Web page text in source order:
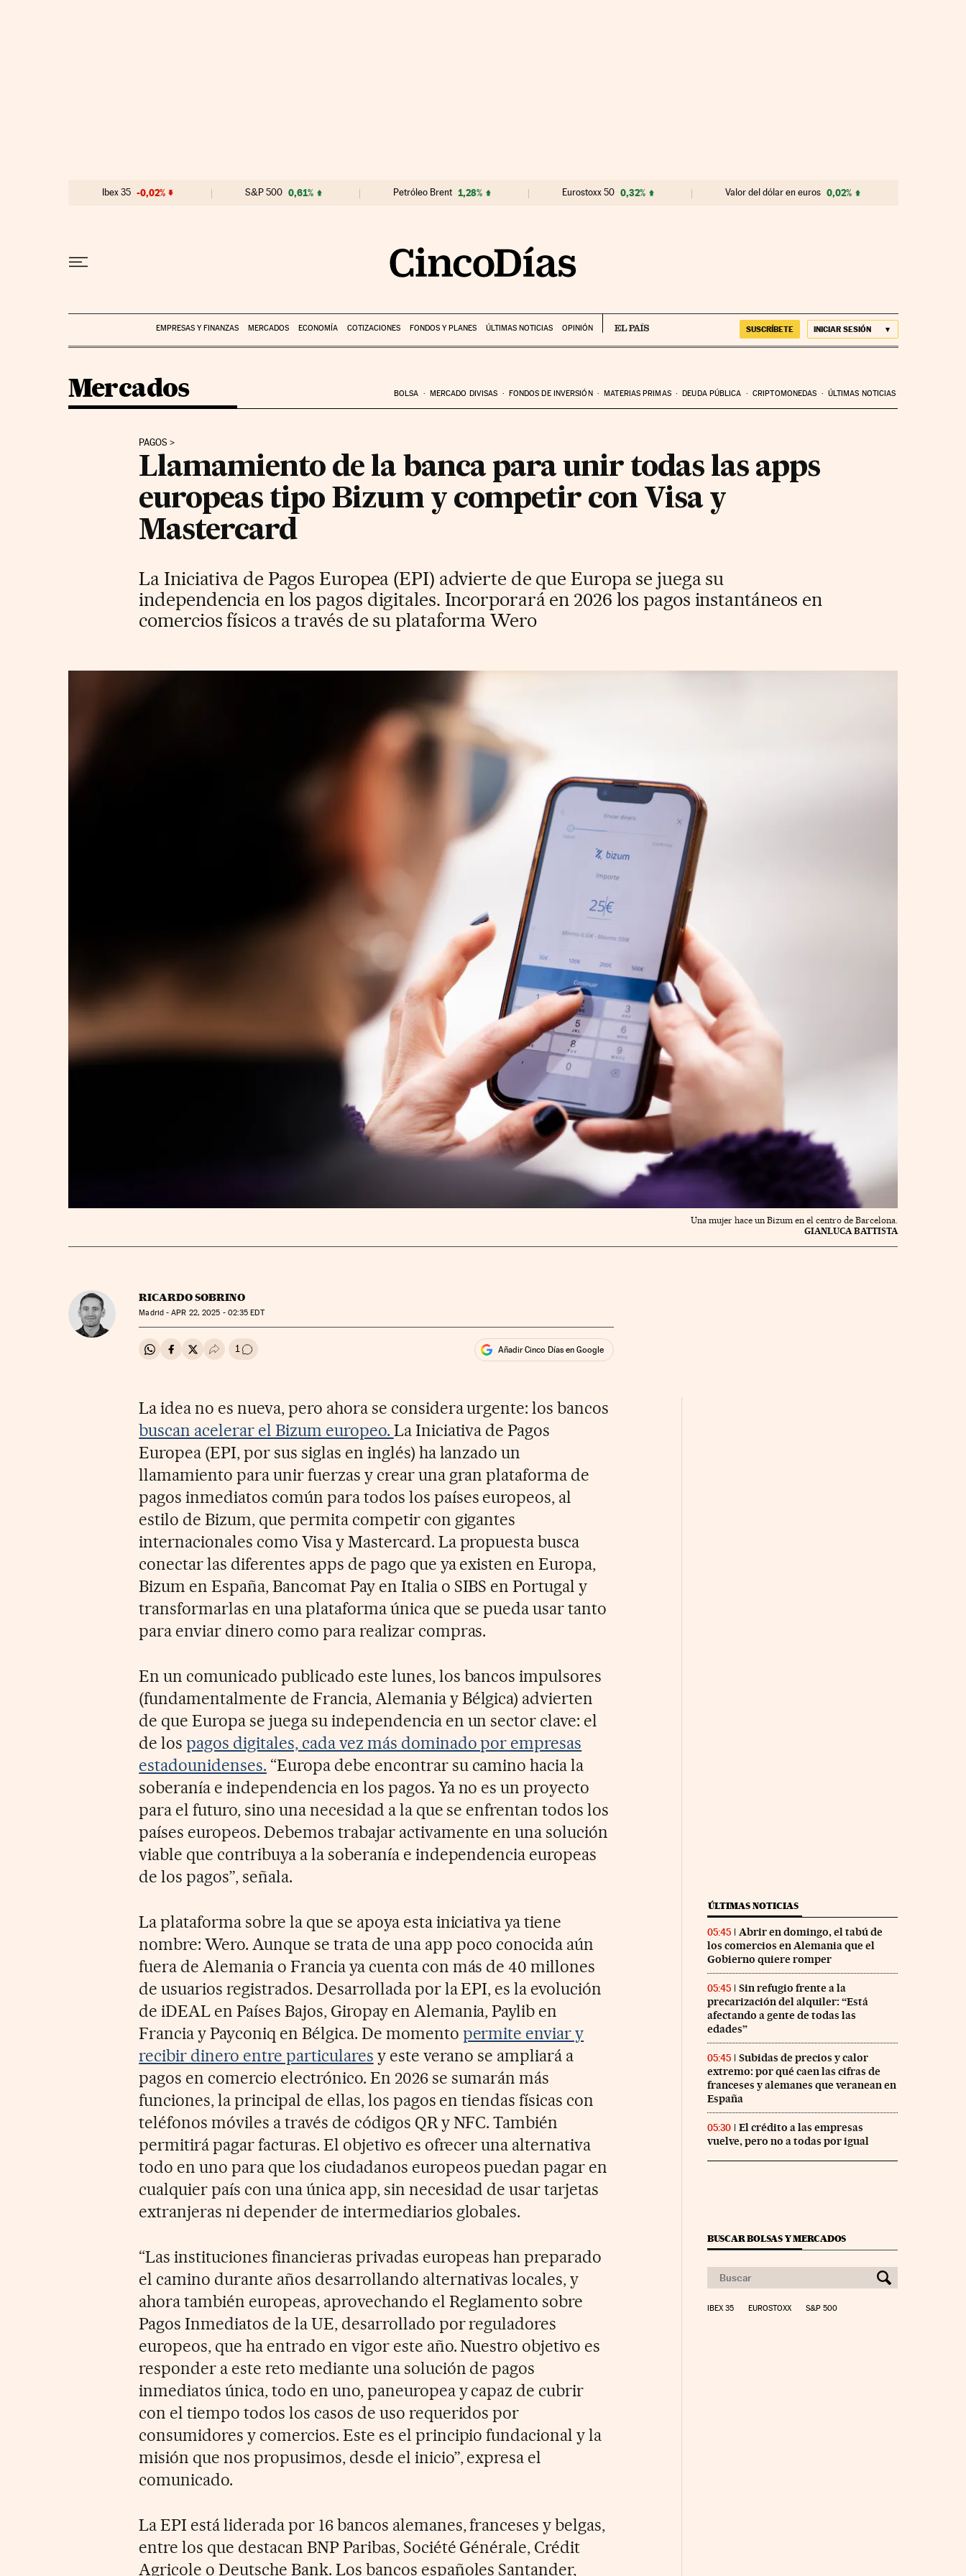
Ibex 35 -0,02% S&P 500 0,61% Petróleo Brent 1,28% Eurostoxx 50 0,32% Valor del dólar en euros 0,02%
EMPRESAS Y FINANZAS MERCADOS ECONOMÍA COTIZACIONES FONDOS Y PLANES ÚLTIMAS NOTICIAS OPINIÓN SUSCRÍBETE INICIAR SESIÓN
Mercados BOLSA MERCADO DIVISAS FONDOS DE INVERSIÓN MATERIAS PRIMAS DEUDA PÚBLICA CRIPTOMONEDAS ÚLTIMAS NOTICIAS
PAGOS
Llamamiento de la banca para unir todas las apps
europeas tipo Bizum y competir con Visa y
Mastercard
La Iniciativa de Pagos Europea (EPI) advierte de que Europa se juega su
independencia en los pagos digitales. Incorporará en 2026 los pagos instantáneos en
comercios físicos a través de su plataforma Wero
Una mujer hace un Bizum en el centro de Barcelona.
GIANLUCA BATTISTA
RICARDO SOBRINO
Madrid -APR 22, 2025 - 02:35 EDT
Compartir en Whatsapp
Compartir en Facebook
Compartir en Twitter
Desplegar Redes Sociales
1 Ir a los comentarios Añadir Cinco Días en Google
La idea no es nueva, pero ahora se considera urgente: los bancos
buscan acelerar el Bizum europeo. La Iniciativa de Pagos
Europea (EPI, por sus siglas en inglés) ha lanzado un
llamamiento para unir fuerzas y crear una gran plataforma de
pagos inmediatos común para todos los países europeos, al
estilo de Bizum, que permita competir con gigantes
internacionales como Visa y Mastercard. La propuesta busca
conectar las diferentes apps de pago que ya existen en Europa,
Bizum en España, Bancomat Pay en Italia o SIBS en Portugal y
transformarlas en una plataforma única que se pueda usar tanto
para enviar dinero como para realizar compras.
En un comunicado publicado este lunes, los bancos impulsores
(fundamentalmente de Francia, Alemania y Bélgica) advierten
de que Europa se juega su independencia en un sector clave: el
de lospagos digitales, cada vez más dominado por empresas
estadounidenses. “Europa debe encontrar su camino hacia la
soberanía e independencia en los pagos. Ya no es un proyecto
para el futuro, sino una necesidad a la que se enfrentan todos los
países europeos. Debemos trabajar activamente en una solución
viable que contribuya a la soberanía e independencia europeas
de los pagos”, señala.
La plataforma sobre la que se apoya esta iniciativa ya tiene
nombre: Wero. Aunque se trata de una app poco conocida aún
fuera de Alemania o Francia ya cuenta con más de 40 millones
de usuarios registrados. Desarrollada por la EPI, es la evolución
de iDEAL en Países Bajos, Giropay en Alemania, Paylib en
Francia y Payconiq en Bélgica. De momento permite enviar y
recibir dinero entre particulares y este verano se ampliará a
pagos en comercio electrónico. En 2026 se sumarán más
funciones, la principal de ellas, los pagos en tiendas físicas con
teléfonos móviles a través de códigos QR y NFC. También
permitirá pagar facturas. El objetivo es ofrecer una alternativa
todo en uno para que los ciudadanos europeos puedan pagar en
cualquier país con una única app, sin necesidad de usar tarjetas
extranjeras ni depender de intermediarios globales.
“Las instituciones financieras privadas europeas han preparado
el camino durante años desarrollando alternativas locales, y
ahora también europeas, aprovechando el Reglamento sobre
Pagos Inmediatos de la UE, desarrollado por reguladores
europeos, que ha entrado en vigor este año. Nuestro objetivo es
responder a este reto mediante una solución de pagos
inmediatos única, todo en uno, paneuropea y capaz de cubrir
con el tiempo todos los casos de uso requeridos por
consumidores y comercios. Este es el principio fundacional y la
misión que nos propusimos, desde el inicio”, expresa el
comunicado.
La EPI está liderada por 16 bancos alemanes, franceses y belgas,
entre los que destacan BNP Paribas, Société Générale, Crédit
Agricole o Deutsche Bank. Los bancos españoles Santander,
ÚLTIMAS NOTICIAS
05:45
Abrir en domingo, el tabú de
los comercios en Alemania que el
Gobierno quiere romper
05:45
Sin refugio frente a la
precarización del alquiler: “Está
afectando a gente de todas las
edades”
05:45
Subidas de precios y calor
extremo: por qué caen las cifras de
franceses y alemanes que veranean en
España
05:30
El crédito a las empresas
vuelve, pero no a todas por igual
BUSCAR BOLSAS Y MERCADOS
IBEX 35 EUROSTOXX S&P 500